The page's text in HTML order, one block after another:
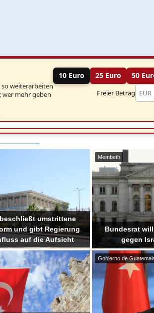
weiterarbeiten
wer mehr geben
10 Euro 25 Euro 50
Freier Betrag
umstrittene
und gibt Regierung
auf die Aufsicht
Membeth
Bundesrat
gegen
Gobierno de